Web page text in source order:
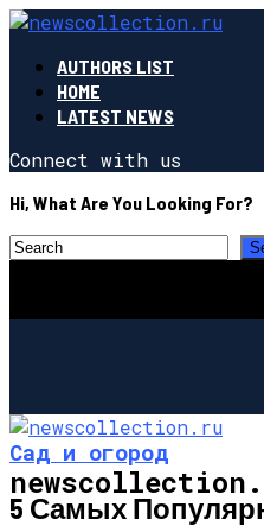
AUTHORS LIST
HOME
LATEST NEWS
Connect with us
Hi, What Are You Looking For?
Сад и огород
5 Самых